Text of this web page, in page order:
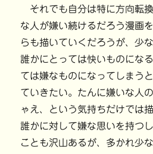
それでも自分は特に方向転
な人が嫌い続けるだろう漫画
らも描いていくだろうが、少
誰かにとっては快いものにな
ては嫌なものになってしまう
ていきたい。たんに嫌いな人
ゃえ、という気持ちだけでは
誰かに対して嫌な思いを持つ
ことも沢山あるが、多かれ少